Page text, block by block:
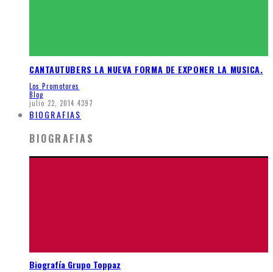
CANTAUTUBERS LA NUEVA FORMA DE EXPONER LA MUSICA.
Los Promotores
Blog
julio 22, 2014 4397
BIOGRAFIAS
BIOGRAFIAS
Biografía Grupo Toppaz